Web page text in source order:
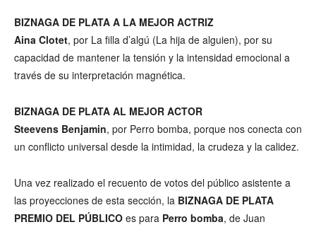
BIZNAGA DE PLATA A LA MEJOR ACTRIZ
Aina Clotet, por La filla d’algú (La hija de alguien), por su
capacidad de mantener la tensión y la intensidad emocional a
través de su interpretación magnética.
BIZNAGA DE PLATA AL MEJOR ACTOR
Steevens Benjamin, por Perro bomba, porque nos conecta con
un conflicto universal desde la intimidad, la crudeza y la calidez.
Una vez realizado el recuento de votos del público asistente a
las proyecciones de esta sección, la BIZNAGA DE PLATA
PREMIO DEL PÚBLICO es para Perro bomba, de Juan